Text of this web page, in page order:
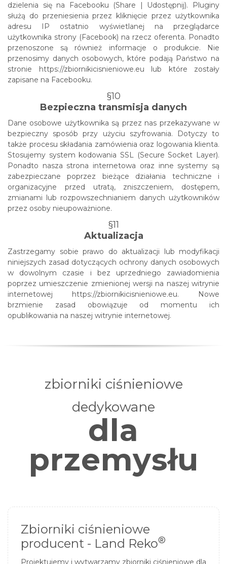
dzielenia się na Facebooku (Share | Udostępnij). Pluginy
służą do przeniesienia przez kliknięcie przez użytkownika
adresu IP ostatnio wyświetlanej na przeglądarce
użytkownika strony (Facebook) na rzecz oferenta. Ponadto
przenoszone są również informacje o produkcie. Nie
przenosimy danych osobowych, które podają Państwo na
stronie https://zbiornikicisnieniowe.eu lub które zostały
zapisane na Facebooku.
§10
Bezpieczna transmisja danych
Dane osobowe użytkownika są przez nas przekazywane w
bezpieczny sposób przy użyciu szyfrowania. Dotyczy to
także procesu składania zamówienia oraz logowania klienta.
Stosujemy system kodowania SSL (Secure Socket Layer).
Ponadto nasza strona internetowa oraz inne systemy są
zabezpieczane poprzez bieżące działania techniczne i
organizacyjne przed utratą, zniszczeniem, dostępem,
zmianami lub rozpowszechnianiem danych użytkowników
przez osoby nieupoważnione.
§11
Aktualizacja
Zastrzegamy sobie prawo do aktualizacji lub modyfikacji
niniejszych zasad dotyczących ochrony danych osobowych
w dowolnym czasie i bez uprzedniego zawiadomienia
poprzez umieszczenie zmienionej wersji na naszej witrynie
internetowej https://zbiornikicisnieniowe.eu. Nowe
brzmienie zasad obowiązuje od momentu ich
opublikowania na naszej witrynie internetowej.
zbiorniki ciśnieniowe
dedykowane
dla
przemysłu
Zbiorniki ciśnieniowe
producent - Land Reko®
Projektujemy i wytwarzamy zbiorniki ciśnieniowe dla